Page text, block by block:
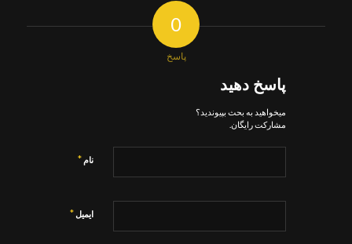
0
پاسخ
پاسخ دهید
میخواهید به بحث بپیوندید؟
مشارکت رایگان.
نام *
ایمیل *